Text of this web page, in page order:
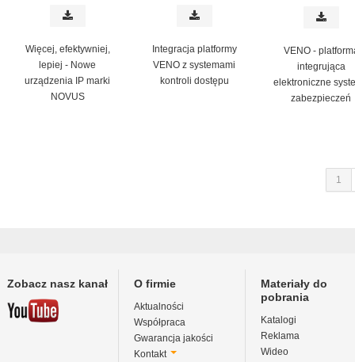
Więcej, efektywniej,
lepiej - Nowe
urządzenia IP marki
NOVUS
Integracja platformy
VENO z systemami
kontroli dostępu
VENO -
integrująca
elektroniczne
zabezpieczeń
1
Zobacz nasz kanał O firmie
Aktualności
Współpraca
Gwarancja jakości
Kontakt
Materiały do
pobrania
Katalogi
Reklama
Wideo